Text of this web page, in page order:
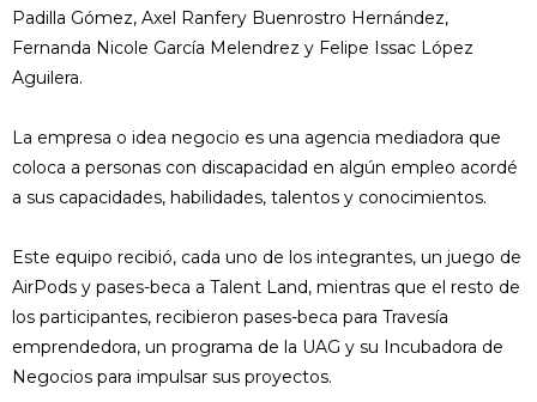
Padilla Gómez, Axel Ranfery Buenrostro Hernández,
Fernanda Nicole García Melendrez y Felipe Issac López
Aguilera.
La empresa o idea negocio es una agencia mediadora que
coloca a personas con discapacidad en algún empleo acordé
a sus capacidades, habilidades, talentos y conocimientos.
Este equipo recibió, cada uno de los integrantes, un juego de
AirPods y pases-beca a Talent Land, mientras que el resto de
los participantes, recibieron pases-beca para Travesía
emprendedora, un programa de la UAG y su Incubadora de
Negocios para impulsar sus proyectos.